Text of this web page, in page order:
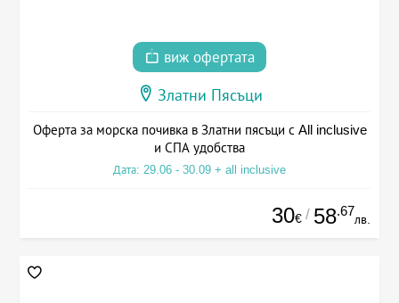
виж офертата
Златни Пясъци
Оферта за морска почивка в Златни пясъци с All inclusive
и СПА удобства
Дата: 29.06 - 30.09 + all inclusive
30€ / 58.67
лв.